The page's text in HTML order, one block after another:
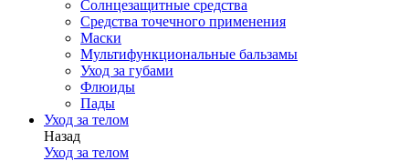
Солнцезащитные средства
Средства точечного применения
Маски
Мультифункциональные бальзамы
Уход за губами
Флюиды
Пады
Уход за телом
Назад
Уход за телом